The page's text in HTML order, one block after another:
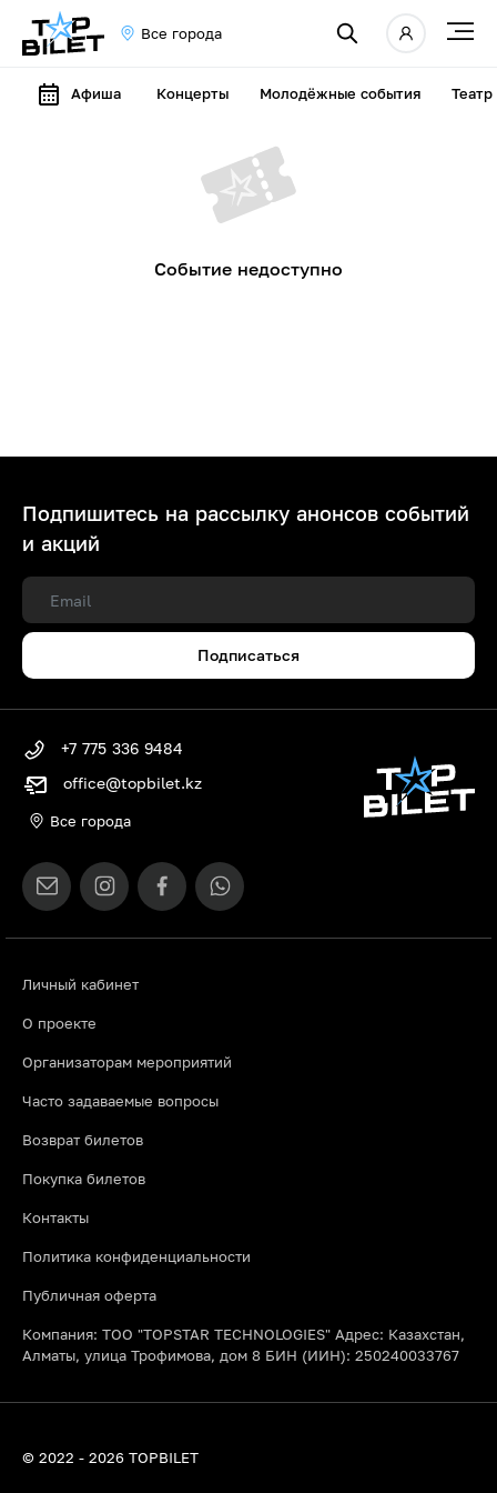
Все города
Афиша Концерты Молодёжные события Театр
Событие недоступно
Подпишитесь на рассылку анонсов событий
и акций
Подписаться
Личный кабинет
О проекте
Организаторам мероприятий
Часто задаваемые вопросы
Возврат билетов
Покупка билетов
Контакты
Политика конфиденциальности
Публичная оферта
Компания: ТОО "TOPSTAR TECHNOLOGIES" Адрес: Казахстан,
Алматы, улица Трофимова, дом 8 БИН (ИИН): 250240033767
+7 775 336 9484
office@topbilet.kz
Все города
© 2022 - 2026 TOPBILET